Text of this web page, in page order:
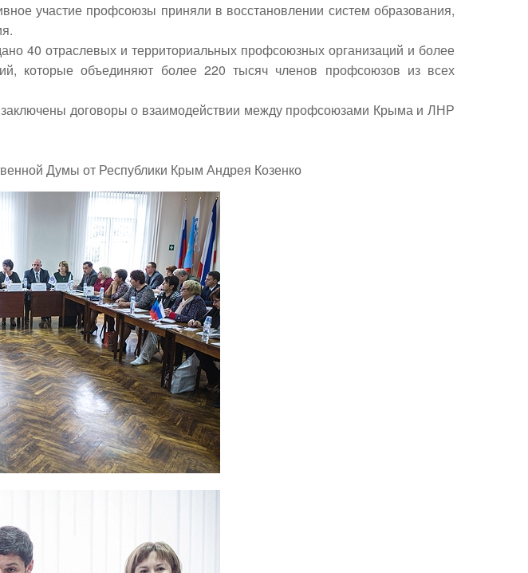
участие профсоюзы приняли в восстановлении систем образования,
40 отраслевых и территориальных профсоюзных организаций и более
которые объединяют более 220 тысяч членов профсоюзов из всех
заключены договоры о взаимодействии между профсоюзами Крыма и ЛНР
Думы от Республики Крым Андрея Козенко